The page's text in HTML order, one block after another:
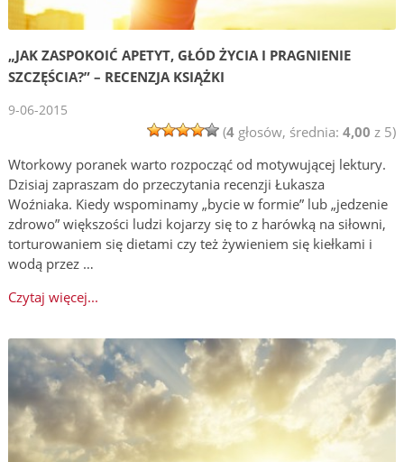
„JAK ZASPOKOIĆ APETYT, GŁÓD ŻYCIA I PRAGNIENIE
SZCZĘŚCIA?” – RECENZJA KSIĄŻKI
9-06-2015
(4głosów, średnia: 4,00 z 5)
Wtorkowy poranek warto rozpocząć od motywującej lektury.
Dzisiaj zapraszam do przeczytania recenzji Łukasza
Woźniaka. Kiedy wspominamy „bycie w formie” lub „jedzenie
zdrowo” większości ludzi kojarzy się to z harówką na siłowni,
torturowaniem się dietami czy też żywieniem się kiełkami i
wodą przez …
Czytaj więcej...